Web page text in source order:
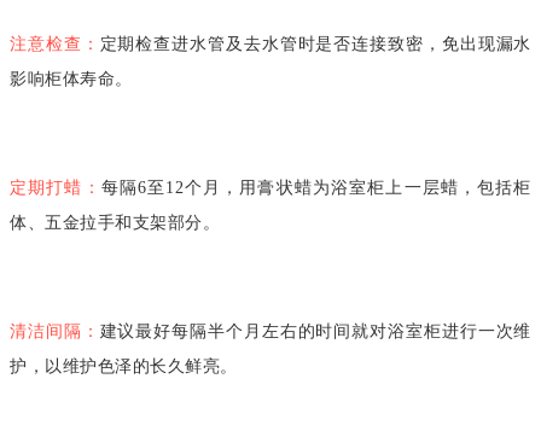
注意检查： 定期检查进水管及去水管时是否连接致密，免出现漏水
影响柜体寿命。
定期打蜡： 每隔6至12个月，用膏状蜡为浴室柜上一层蜡，包括柜
体、五金拉手和支架部分。
清洁间隔： 建议最好每隔半个月左右的时间就对浴室柜进行一次维
护，以维护色泽的长久鲜亮。